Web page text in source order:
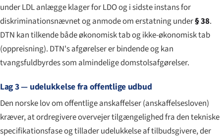
under LDL anlægge klager for LDO og i sidste instans for
diskriminationsnævnet og anmode om erstatning under§ 38.
DTN kan tilkende både økonomisk tab og ikke-økonomisk tab
(oppreisning). DTN's afgørelser er bindende og kan
tvangsfuldbyrdes som almindelige domstolsafgørelser.
Lag 3 — udelukkelse fra offentlige udbud
Den norske lov om offentlige anskaffelser (anskaffelsesloven)
kræver, at ordregivere overvejer tilgængelighed fra den tekniske
specifikationsfase og tillader udelukkelse af tilbudsgivere, der